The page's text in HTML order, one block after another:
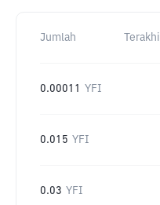
Jumlah
0.00011 YFI
0.015 YFI
0.03 YFI